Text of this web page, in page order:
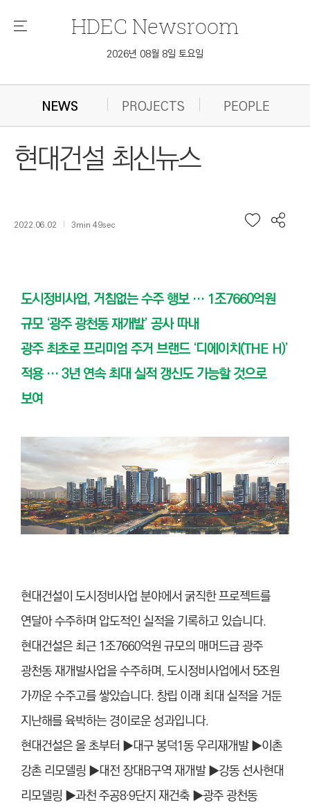
메
HDEC Newsroom
2026년 08월 8일 토요일
NEWS PROJECTS PEOPLE
현대건설 최신뉴스
2022.06.02 3min 49sec
도시정비사업, 거침없는 수주 행보 … 1조7660억원
규모 ‘광주 광천동 재개발’ 공사 따내
광주 최초로 프리미엄 주거 브랜드 ‘디에이치(THE H)’
적용 … 3년 연속 최대 실적 갱신도 가능할 것으로
보여
현대건설이 도시정비사업 분야에서 굵직한 프로젝트를
연달아 수주하며 압도적인 실적을 기록하고 있습니다.
현대건설은 최근 1조7660억원 규모의 매머드급 광주
광천동 재개발사업을 수주하며, 도시정비사업에서 5조원
가까운 수주고를 쌓았습니다. 창립 이래 최대 실적을 거둔
지난해를 육박하는 경이로운 성과입니다.
현대건설은 올 초부터 ▶대구 봉덕1동 우리재개발▶이촌
강촌 리모델링▶대전 장대B구역 재개발▶강동 선사현대
리모델링▶과천 주공8·9단지 재건축▶광주 광천동